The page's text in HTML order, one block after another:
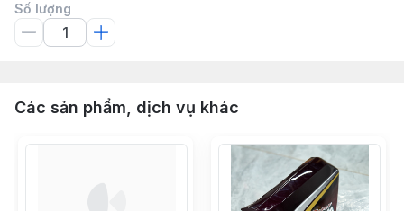
Số lượng
Các sản phẩm, dịch vụ khác